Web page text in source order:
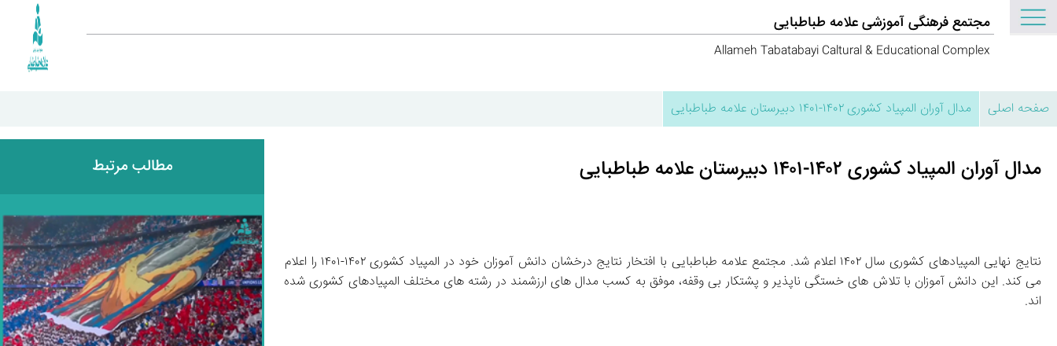
مجتمع فرهنگی آموزشی علامه طباطبایی
Allameh Tabatabayi Caltural & Educational Complex
صفحه اصلی مدال‌ آوران المپیاد کشوری ۱۴۰۲-۱۴۰۱ دبیرستان علامه طباطبایی
مدال‌ آوران المپیاد کشوری ۱۴۰۲-۱۴۰۱ دبیرستان علامه طباطبایی
نتایج نهایی المپیادهای کشوری سال ۱۴۰۲ اعلام شد. مجتمع علامه طباطبایی با افتخار نتایج درخشان دانش‌ آموزان خود در المپیاد کشوری ۱۴۰۲-۱۴۰۱ را اعلام
می‌ کند. این دانش‌ آموزان با تلاش‌ های خستگی‌ ناپذیر و پشتکار بی‌ وقفه، موفق به کسب مدال‌ های ارزشمند در رشته‌ های مختلف المپیادهای کشوری شده‌
اند.
مطالب مرتبط